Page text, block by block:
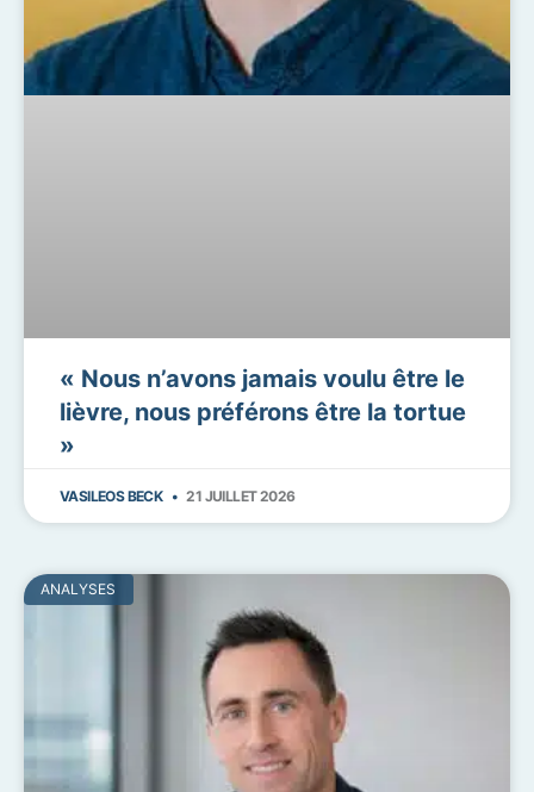
« Nous n’avons jamais voulu être le
lièvre, nous préférons être la tortue
»
VASILEOS BECK 21 JUILLET 2026
ANALYSES